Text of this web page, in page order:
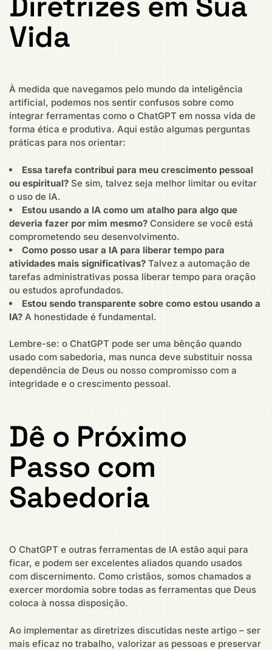
Vida
À medida que navegamos pelo mundo da inteligência
artificial, podemos nos sentir confusos sobre como
integrar ferramentas como o ChatGPT em nossa vida de
forma ética e produtiva. Aqui estão algumas perguntas
práticas para nos orientar:
Essa tarefa contribui para meu crescimento pessoal
ou espiritual? Se sim, talvez seja melhor limitar ou evitar
o uso de IA.
Estou usando a IA como um atalho para algo que
deveria fazer por mim mesmo? Considere se você está
comprometendo seu desenvolvimento.
Como posso usar a IA para liberar tempo para
atividades mais significativas? Talvez a automação de
tarefas administrativas possa liberar tempo para oração
ou estudos aprofundados.
Estou sendo transparente sobre como estou usando a
IA? A honestidade é fundamental.
Lembre-se: o ChatGPT pode ser uma bênção quando
usado com sabedoria, mas nunca deve substituir nossa
dependência de Deus ou nosso compromisso com a
integridade e o crescimento pessoal.
Dê o Próximo
Passo com
Sabedoria
O ChatGPT e outras ferramentas de IA estão aqui para
ficar, e podem ser excelentes aliados quando usados
com discernimento. Como cristãos, somos chamados a
exercer mordomia sobre todas as ferramentas que Deus
coloca à nossa disposição.
Ao implementar as diretrizes discutidas neste artigo – ser
mais eficaz no trabalho, valorizar as pessoas e preservar